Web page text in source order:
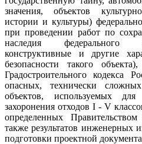
значения, объектов
истории и культуры)
при проведении работ по
наследия федерального
конструктивные и другие
безопасности такого
Градостроительного кодекса
опасных, технически
объектов, используемых
захоронения отходов I - V
определенных
также результатов инженерных
подготовки проектной